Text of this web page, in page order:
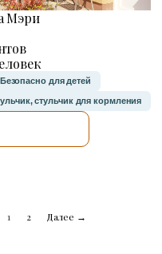
Мэри
Безопасно для детей
стульчик для кормления
1 2 Далее →